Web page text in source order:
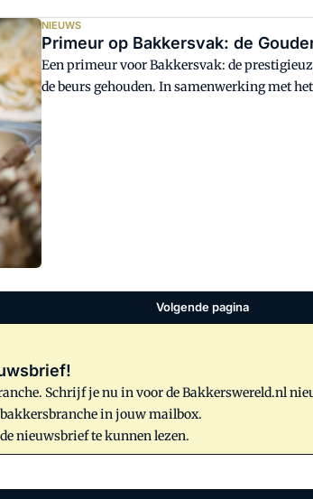
NIEUWS
Primeur op Bakkersvak: de
Een primeur voor Bakkersvak: de
de beurs gehouden. In samenwerking met
Volgende pagina
Schrijf je nu in voor de Bakkerswereld.nl
in jouw mailbox.
nieuwsbrief te kunnen lezen.